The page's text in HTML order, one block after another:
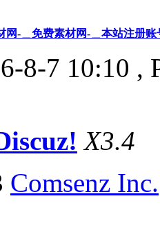
网-＿免费素材网-＿本站注册账
8-7 10:10 ,
X3.4
Comsenz Inc.